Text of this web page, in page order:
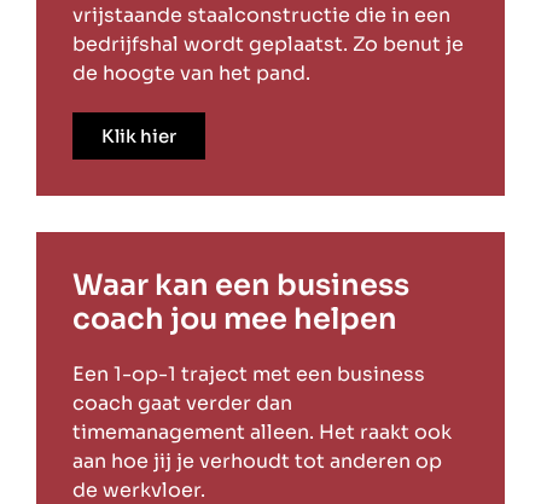
vrijstaande staalconstructie die in een
bedrijfshal wordt geplaatst. Zo benut je
de hoogte van het pand.
Klik hier
Waar kan een business
coach jou mee helpen
Een 1-op-1 traject met een business
coach gaat verder dan
timemanagement alleen. Het raakt ook
aan hoe jij je verhoudt tot anderen op
de werkvloer.